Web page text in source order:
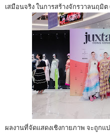
เสมือนจริง ในการสร้างจักรวาลนฤ
ผลงานที่จัดแสดงเชิงกายภาพ จะถูกแ